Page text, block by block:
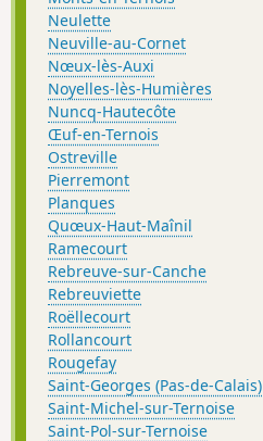
Neulette
Neuville-au-Cornet
Nœux-lès-Auxi
Noyelles-lès-Humières
Nuncq-Hautecôte
Œuf-en-Ternois
Ostreville
Pierremont
Planques
Quœux-Haut-Maînil
Ramecourt
Rebreuve-sur-Canche
Rebreuviette
Roëllecourt
Rollancourt
Rougefay
Saint-Georges (Pas-de-Calais)
Saint-Michel-sur-Ternoise
Saint-Pol-sur-Ternoise